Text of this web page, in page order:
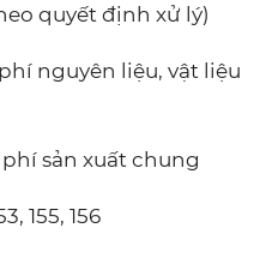
quyết định xử lý)
phí nguyên liệu, vật liệu
phí sản xuất chung
155, 156